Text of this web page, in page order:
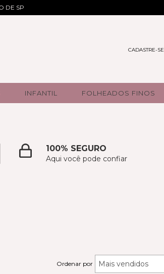
DE SP
CADASTRE-SE
INFANTIL FOLHEADOS FINOS
100% SEGURO
Aqui você pode confiar
Ordenar por